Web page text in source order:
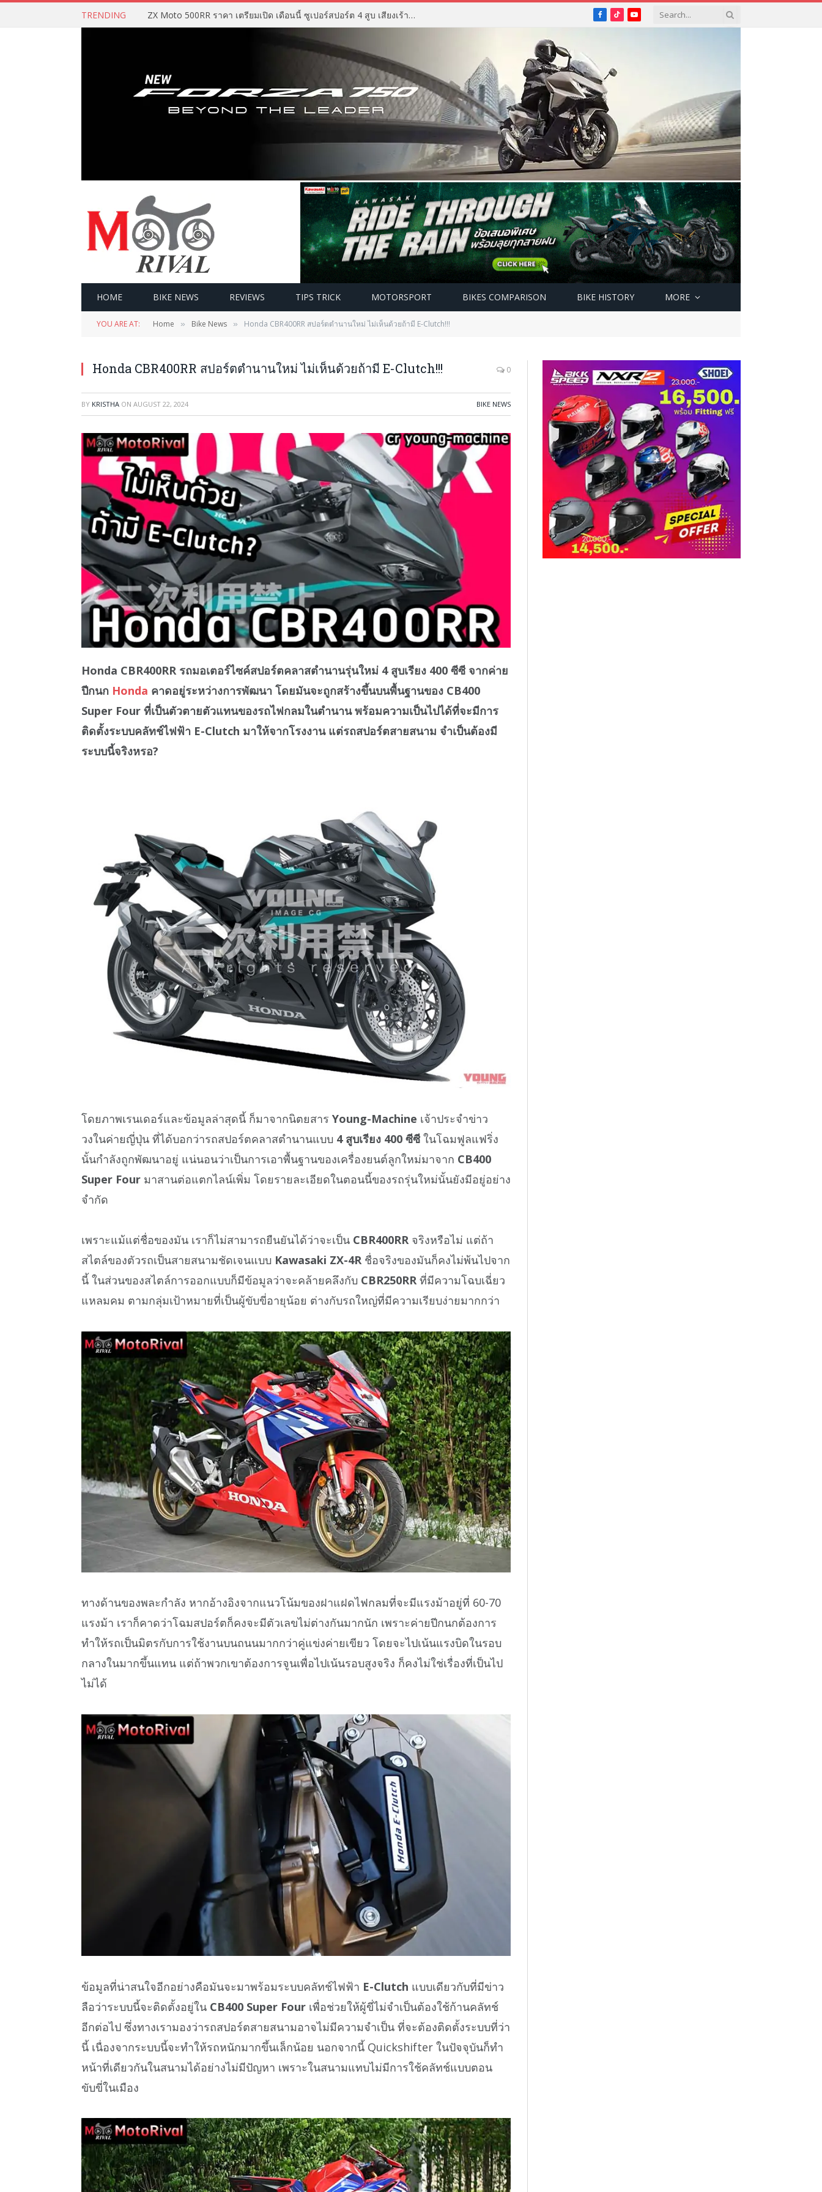
TRENDING ZX Moto 500RR ราคา เตรียมเปิด เดือนนี้ ซูเปอร์สปอร์ต 4 สูบ เสียงเร้าใจ ดีไซน์ดุดัน Facebook
TikTokYouTube
HOME BIKE NEWS REVIEWS TIPS TRICK MOTORSPORT BIKES COMPARISON BIKE HISTORY MORE
YOU ARE AT: Home » Bike News » Honda CBR400RR สปอร์ตตำนานใหม่ ไม่เห็นด้วยถ้ามี E-Clutch!!!
Honda CBR400RR สปอร์ตตำนานใหม่ ไม่เห็นด้วยถ้ามี E-Clutch!!! 0
BY KRISTHA ON AUGUST 22, 2024 BIKE NEWS
Honda CBR400RR รถมอเตอร์ไซค์สปอร์ตคลาสตำนานรุ่นใหม่ 4 สูบเรียง 400 ซีซี จากค่าย
ปีกนก Honda คาดอยู่ระหว่างการพัฒนา โดยมันจะถูกสร้างขึ้นบนพื้นฐานของ CB400
Super Four ที่เป็นตัวตายตัวแทนของรถไฟกลมในตำนาน พร้อมความเป็นไปได้ที่จะมีการ
ติดตั้งระบบคลัทช์ไฟฟ้า E-Clutch มาให้จากโรงงาน แต่รถสปอร์ตสายสนาม จำเป็นต้องมี
ระบบนี้จริงหรอ?
โดยภาพเรนเดอร์และข้อมูลล่าสุดนี้ ก็มาจากนิตยสาร Young-Machine เจ้าประจำข่าว
วงในค่ายญี่ปุ่น ที่ได้บอกว่ารถสปอร์ตคลาสตำนานแบบ 4 สูบเรียง 400 ซีซีในโฉมฟูลแฟริ่ง
นั้นกำลังถูกพัฒนาอยู่ แน่นอนว่าเป็นการเอาพื้นฐานของเครื่องยนต์ลูกใหม่มาจาก CB400
Super Four มาสานต่อแตกไลน์เพิ่ม โดยรายละเอียดในตอนนี้ของรถรุ่นใหม่นั้นยังมีอยู่อย่าง
จำกัด
เพราะแม้แต่ชื่อของมัน เราก็ไม่สามารถยืนยันได้ว่าจะเป็น CBR400RR จริงหรือไม่ แต่ถ้า
สไตล์ของตัวรถเป็นสายสนามชัดเจนแบบ Kawasaki ZX-4R ชื่อจริงของมันก็คงไม่พ้นไปจาก
นี้ ในส่วนของสไตล์การออกแบบก็มีข้อมูลว่าจะคล้ายคลึงกับ CBR250RR ที่มีความโฉบเฉี่ยว
แหลมคม ตามกลุ่มเป้าหมายที่เป็นผู้ขับขี่อายุน้อย ต่างกับรถใหญ่ที่มีความเรียบง่ายมากกว่า
ทางด้านของพละกำลัง หากอ้างอิงจากแนวโน้มของฝาแฝดไฟกลมที่จะมีแรงม้าอยู่ที่ 60-70
แรงม้า เราก็คาดว่าโฉมสปอร์ตก็คงจะมีตัวเลขไม่ต่างกันมากนัก เพราะค่ายปีกนกต้องการ
ทำให้รถเป็นมิตรกับการใช้งานบนถนนมากกว่าคู่แข่งค่ายเขียว โดยจะไปเน้นแรงบิดในรอบ
กลางในมากขึ้นแทน แต่ถ้าพวกเขาต้องการจูนเพื่อไปเน้นรอบสูงจริง ก็คงไม่ใช่เรื่องที่เป็นไป
ไม่ได้
ข้อมูลที่น่าสนใจอีกอย่างคือมันจะมาพร้อมระบบคลัทช์ไฟฟ้า E-Clutch แบบเดียวกับที่มีข่าว
ลือว่าระบบนี้จะติดตั้งอยู่ใน CB400 Super Four เพื่อช่วยให้ผู้ขี่ไม่จำเป็นต้องใช้ก้านคลัทช์
อีกต่อไป ซึ่งทางเรามองว่ารถสปอร์ตสายสนามอาจไม่มีความจำเป็น ที่จะต้องติดตั้งระบบที่ว่า
นี้ เนื่องจากระบบนี้จะทำให้รถหนักมากขึ้นเล็กน้อย นอกจากนี้ Quickshifter ในปัจจุบันก็ทำ
หน้าที่เดียวกันในสนามได้อย่างไม่มีปัญหา เพราะในสนามแทบไม่มีการใช้คลัทช์แบบตอน
ขับขี่ในเมือง